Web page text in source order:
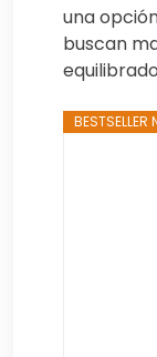
una
buscan
BESTSELLER